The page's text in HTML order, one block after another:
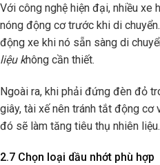
Với công nghệ hiện đại, nhiều xe
nóng động cơ trước khi di
động xe khi nó sẵn sàng di
liệu không cần thiết.
Ngoài ra, khi phải đứng đèn đỏ
giây, tài xế nên tránh tắt động
đó sẽ làm tăng tiêu thụ nhiên liệu.
2.7 Chọn loại dầu nhớt phù hợp